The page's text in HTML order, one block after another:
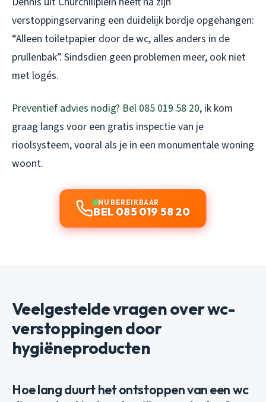
verstoppingservaring een duidelijk bordje opgehangen:
“Alleen toiletpapier door de wc, alles anders in de
prullenbak”. Sindsdien geen problemen meer, ook niet
met logés.
Preventief advies nodig? Bel 085 019 58 20, ik kom
graag langs voor een gratis inspectie van je
rioolsysteem, vooral als je in een monumentale woning
woont.
NU BEREIKBAAR
BEL 085 019 58 20
Veelgestelde vragen over wc-
verstoppingen door
hygiëneproducten
Hoe lang duurt het ontstoppen van een wc